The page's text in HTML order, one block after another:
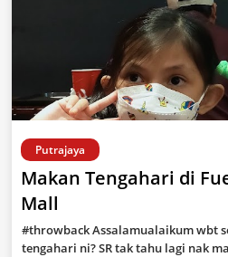
Putrajaya
Makan Tengahari di
Mall
#throwback Assalamualaikum wbt
tengahari ni? SR tak tahu lagi nak